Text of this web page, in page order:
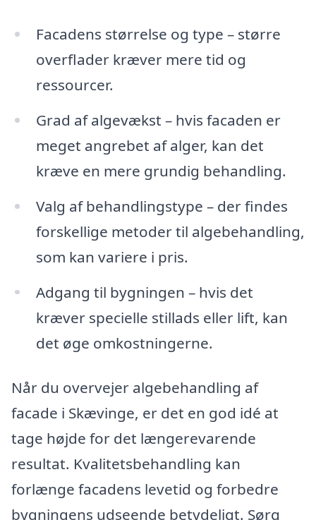
Facadens størrelse og type – større
overflader kræver mere tid og
ressourcer.
Grad af algevækst – hvis facaden er
meget angrebet af alger, kan det
kræve en mere grundig behandling.
Valg af behandlingstype – der findes
forskellige metoder til algebehandling,
som kan variere i pris.
Adgang til bygningen – hvis det
kræver specielle stillads eller lift, kan
det øge omkostningerne.
Når du overvejer algebehandling af
facade i Skævinge, er det en god idé at
tage højde for det længerevarende
resultat. Kvalitetsbehandling kan
forlænge facadens levetid og forbedre
bygningens udseende betydeligt. Sørg